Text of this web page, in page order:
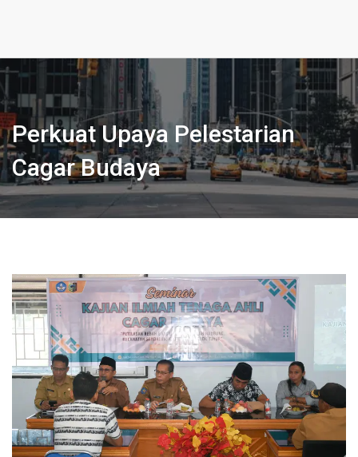
Perkuat Upaya Pelestarian
Cagar Budaya